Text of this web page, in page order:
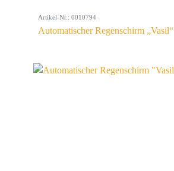
Artikel-Nr.: 0010794
Automatischer Regenschirm „Vasil“